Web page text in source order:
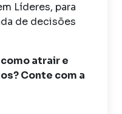
Líderes, para
de decisões
atrair e
Conte com a